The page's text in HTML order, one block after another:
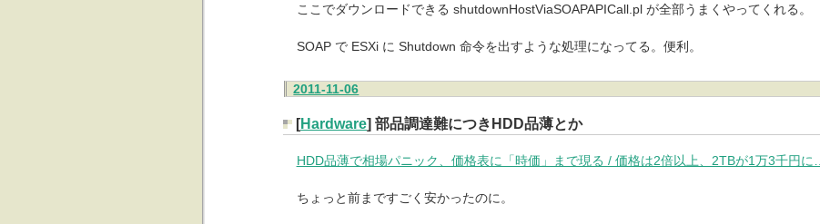
ここでダウンロードできる shutdownHostViaSOAPAPICall.pl が全部うまくやってくれる。
SOAP で ESXi に Shutdown 命令を出すような処理になってる。便利。
2011-11-06
[Hardware] 部品調達難につきHDD品薄とか
HDD品薄で相場パニック、価格表に「時価」まで現る / 価格は2倍以上、2TBが1万3千円に…
ちょっと前まですごく安かったのに。